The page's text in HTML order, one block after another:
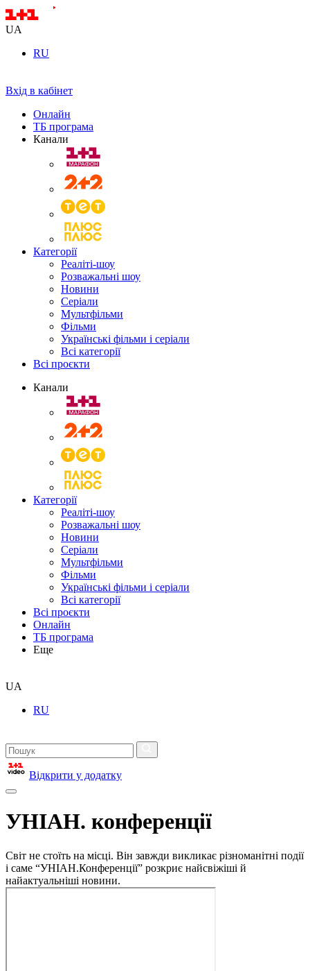
UA
RU
Вхід в кабінет
Онлайн
ТБ програма
Канали
Категорії
Реаліті-шоу
Розважальні шоу
Новини
Серіали
Мультфільми
Фільми
Українські фільми і серіали
Всі категорії
Всі проєкти
Канали
Категорії
Реаліті-шоу
Розважальні шоу
Новини
Серіали
Мультфільми
Фільми
Українські фільми і серіали
Всі категорії
Всі проєкти
Онлайн
ТБ програма
Еще
UA
RU
Відкрити у додатку
УНІАН. конференції
Світ не стоїть на місці. Він завжди викликає різноманітні події
і саме “УНІАН.Конференції” розкриє найсвіжіші й
найактуальніші новини.